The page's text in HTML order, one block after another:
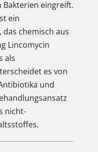
Bakterien eingreift.
ein
das chemisch aus
Lincomycin
als
es von
und
nicht-